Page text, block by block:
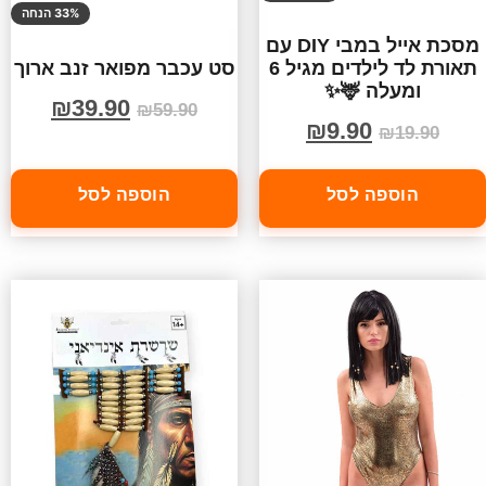
מסכת אייל במבי DIY עם
תאורת לד לילדים מגיל 6
ומעלה 🦌✨
₪19.90
₪9.90
הוספה לסל
33% הנחה
סט עכבר מפואר זנב ארוך
₪59.90
₪39.90
הוספה לסל